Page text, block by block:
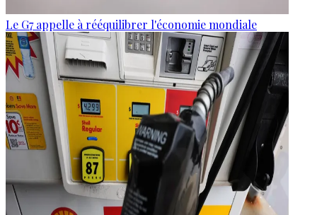
Le G7 appelle à rééquilibrer l'économie mondiale